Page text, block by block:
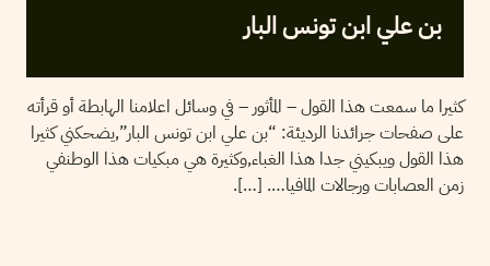
بن علي ابن تونس البار
كثيرا ما سمعت هذا القول – المأثور – في وسائل اعلامنا الهابطة أو قرأته
على صفحات جرائدنا الرديئة: “بن علي ابن تونس البار”,يضحكني كثيرا
هذا القول ويبكيني جدا هذا الغباء,وكثيرة هي مبكيات هذا الوطنفي
زمن العصابات ورجالات المافيا…. […].